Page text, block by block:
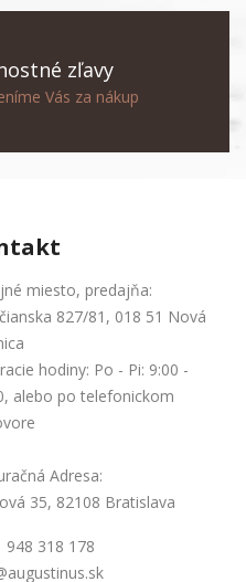
zľavy
Vás za nákup
miesto, predajňa:
827/81, 018 51 Nová
hodiny: Po - Pi: 9:00 -
alebo po telefonickom
Adresa:
35, 82108 Bratislava
948 318 178